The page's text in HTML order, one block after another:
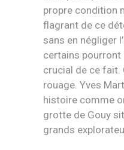
propre condition
flagrant de ce
sans en négliger
certains pourront
crucial de ce fait.
rouage. Yves
histoire comme
grotte de Gouy
grands